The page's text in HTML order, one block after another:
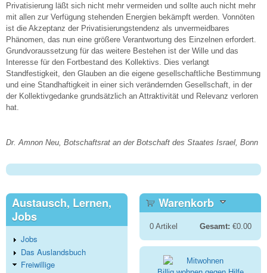
Privatisierung läßt sich nicht mehr vermeiden und sollte auch nicht mehr
mit allen zur Verfügung stehenden Energien bekämpft werden. Vonnöten
ist die Akzeptanz der Privatisierungstendenz als unvermeidbares
Phänomen, das nun eine größere Verantwortung des Einzelnen erfordert.
Grundvoraussetzung für das weitere Bestehen ist der Wille und das
Interesse für den Fortbestand des Kollektivs. Dies verlangt
Standfestigkeit, den Glauben an die eigene gesellschaftliche Bestimmung
und eine Standhaftigkeit in einer sich verändernden Gesellschaft, in der
der Kollektivgedanke grundsätzlich an Attraktivität und Relevanz verloren
hat.
Dr. Amnon Neu, Botschaftsrat an der Botschaft des Staates Israel, Bonn
Austausch, Lernen,
Jobs
Jobs
Das Auslandsbuch
Freiwillige
Warenkorb
0Artikel Gesamt: €0.00